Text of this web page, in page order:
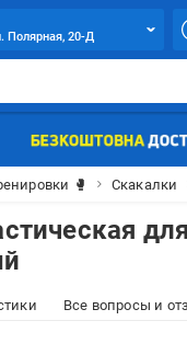
Полярная, 20-Д
🥊 Скакалки
Все вопросы и